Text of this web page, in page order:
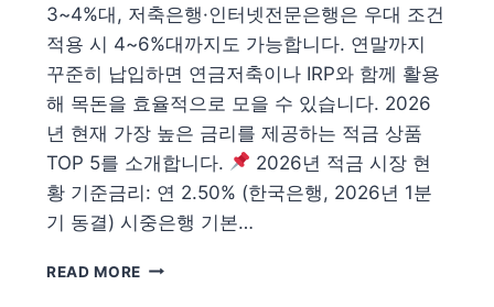
3~4%대, 저축은행·인터넷전문은행은 우대 조건
적용 시 4~6%대까지도 가능합니다. 연말까지
꾸준히 납입하면 연금저축이나 IRP와 함께 활용
해 목돈을 효율적으로 모을 수 있습니다. 2026
년 현재 가장 높은 금리를 제공하는 적금 상품
TOP 5를 소개합니다.
2026년 적금 시장 현
황 기준금리: 연 2.50% (한국은행, 2026년 1분
기 동결) 시중은행 기본…
READ MORE 2026